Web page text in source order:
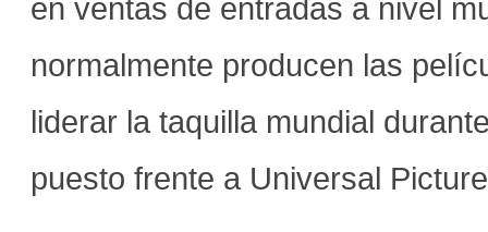
en ventas de entradas a nivel
normalmente producen las
liderar la taquilla mundial
puesto frente a Universal